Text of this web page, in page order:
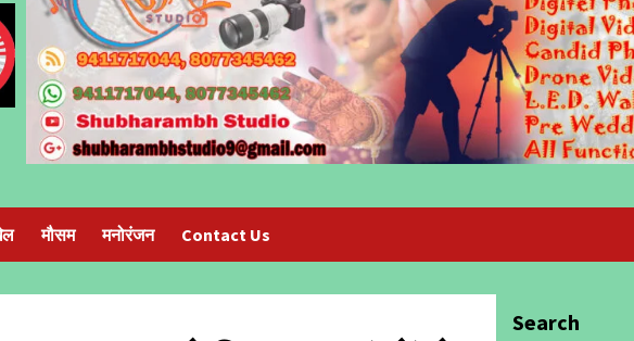
मौसम मनोरंजन Contact Us
Search